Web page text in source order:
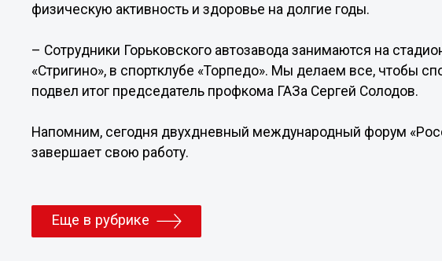
физическую активность и здоровье на долгие годы.
– Сотрудники Горьковского автозавода занимаются на
«Стригино», в спортклубе «Торпедо». Мы делаем все, чтобы
подвел итог председатель профкома ГАЗа Сергей Солодов.
Напомним, сегодня двухдневный международный форум
завершает свою работу.
Еще в рубрике